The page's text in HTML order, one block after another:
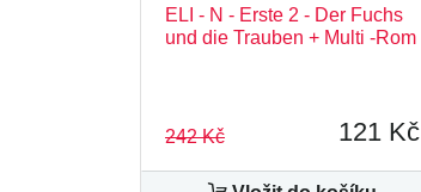
ELI - N - Erste 2 - Der Fuchs
und die Trauben + Multi -Rom
242 Kč 121 Kč